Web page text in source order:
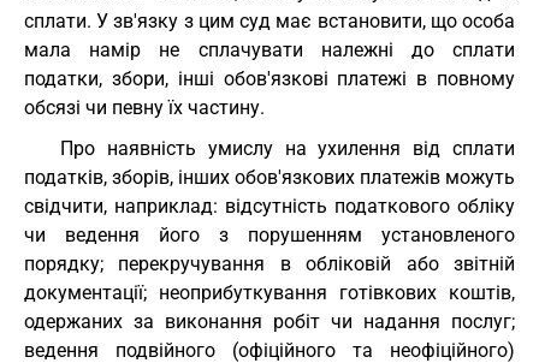
сплати. У зв'язку з цим суд має встановити, що особа
мала намір не сплачувати належні до сплати
податки, збори, інші обов'язкові платежі в повному
обсязі чи певну їх частину.
Про наявність умислу на ухилення від сплати
податків, зборів, інших обов'язкових платежів можуть
свідчити, наприклад: відсутність податкового обліку
чи ведення його з порушенням установленого
порядку; перекручування в обліковій або звітній
документації; неоприбуткування готівкових коштів,
одержаних за виконання робіт чи надання послуг;
ведення подвійного (офіційного та неофіційного)